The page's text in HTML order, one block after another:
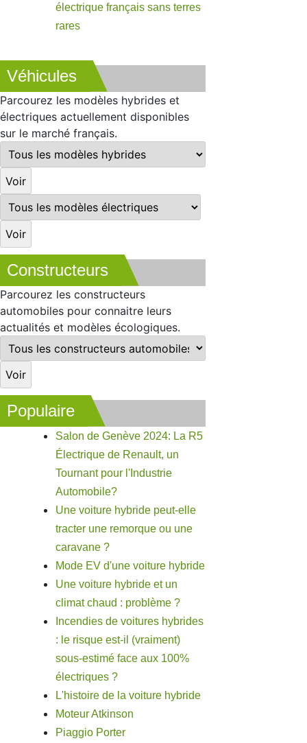
électrique français sans terres
rares
Véhicules
Parcourez les modèles hybrides et
électriques actuellement disponibles
sur le marché français.
Constructeurs
Parcourez les constructeurs
automobiles pour connaitre leurs
actualités et modèles écologiques.
Populaire
Salon de Genève 2024: La R5
Électrique de Renault, un
Tournant pour l'Industrie
Automobile?
Une voiture hybride peut-elle
tracter une remorque ou une
caravane ?
Mode EV d'une voiture hybride
Une voiture hybride et un
climat chaud : problème ?
Incendies de voitures hybrides
: le risque est-il (vraiment)
sous-estimé face aux 100%
électriques ?
L'histoire de la voiture hybride
Moteur Atkinson
Piaggio Porter